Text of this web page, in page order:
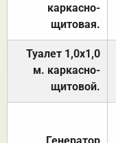
каркасно-
щитовая.
Туалет 1,0х1,0
м. каркасно-
щитовой.